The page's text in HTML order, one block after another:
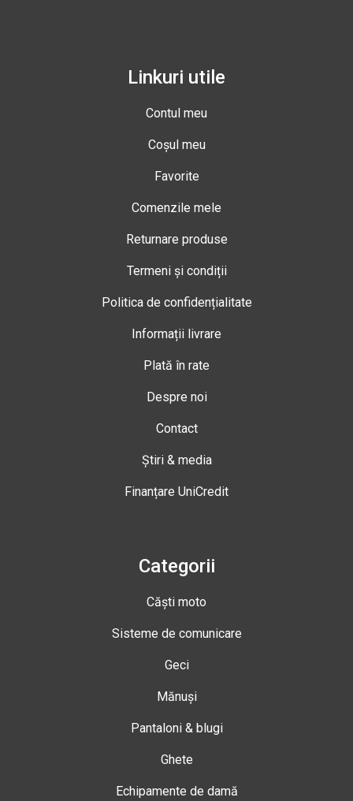
Linkuri utile
Contul meu
Coșul meu
Favorite
Comenzile mele
Returnare produse
Termeni și condiții
Politica de confidențialitate
Informații livrare
Plată în rate
Despre noi
Contact
Știri & media
Finanțare UniCredit
Categorii
Căști moto
Sisteme de comunicare
Geci
Mănuși
Pantaloni & blugi
Ghete
Echipamente de damă